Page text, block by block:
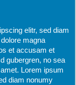
elitr, sed diam
magna
et accusam et
gubergren, no sea
Lorem ipsum
diam nonumy